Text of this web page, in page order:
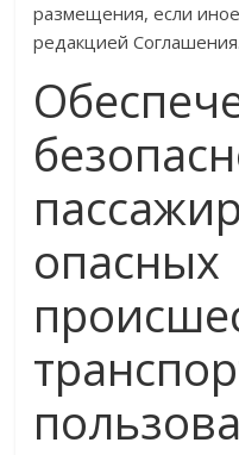
размещения, если
редакцией Соглашения.
опасных